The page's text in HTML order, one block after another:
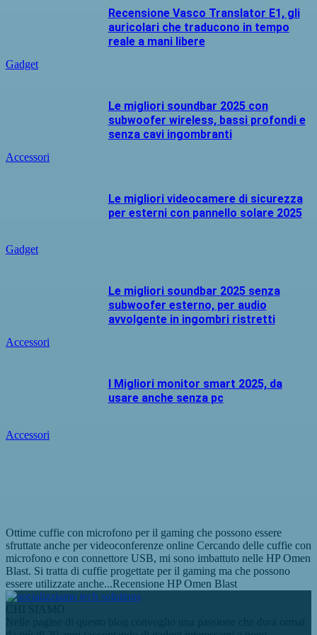
Gadget
Recensione Vasco Translator E1, gli
auricolari che traducono in tempo
reale a mani libere
Accessori
Le migliori soundbar 2025 con
subwoofer wireless, bassi profondi e
senza cavi ingombranti
Gadget
Le migliori videocamere di sicurezza
per esterni con pannello solare 2025
Accessori
Le migliori soundbar 2025 senza
subwoofer esterno, per audio
avvolgente in ingombri ristretti
Accessori
I Migliori monitor smart 2025, da
usare anche senza pc
Ottime cuffie con microfono per il gaming che possono essere
sfruttate anche per videoconferenze online Cercando delle cuffie con
microfono e con connettore USB, mi sono imbattuto nelle HP Omen
Blast. Si tratta di cuffie progettate per il gaming ma che possono
essere utilizzate anche...Recensione HP Omen Blast